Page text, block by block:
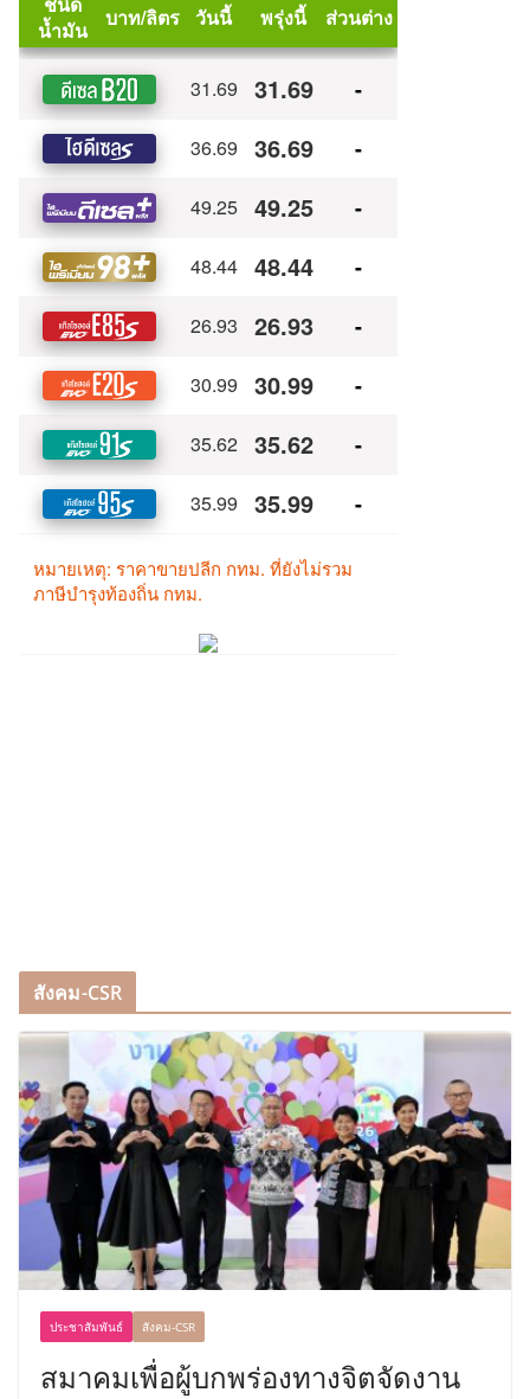
สังคม-CSR
ประชาสัมพันธ์ สังคม-CSR
สมาคมเพื่อผู้บกพร่องทางจิตจัดงาน